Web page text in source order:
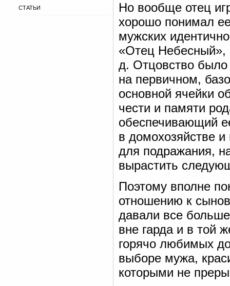
СТАТЬИ
Но вообще отец
хорошо понимал
мужских
«Отец Небесный»,
д. Отцовство было
на первичном,
основной ячейки
чести и памяти
обеспечивающий
в домохозяйстве
для подражания,
вырастить
Поэтому вполне
отношению к
давали все
вне гарда и в той
горячо любимых
выборе мужа,
которыми не